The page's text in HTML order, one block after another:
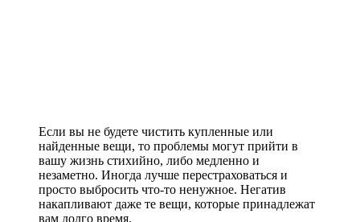
Если вы не будете чистить купленные или
найденные вещи, то проблемы могут прийти в
вашу жизнь стихийно, либо медленно и
незаметно. Иногда лучше перестраховаться и
просто выбросить что-то ненужное. Негатив
накапливают даже те вещи, которые принадлежат
вам долго время.